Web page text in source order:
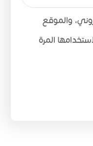
والموقع
المرة